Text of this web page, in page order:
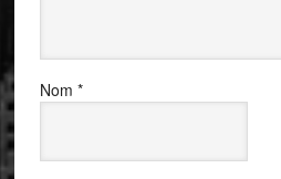
Nom *